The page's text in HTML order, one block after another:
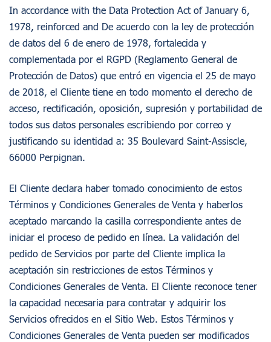
In accordance with the Data Protection Act of January 6,
1978, reinforced and De acuerdo con la ley de protección
de datos del 6 de enero de 1978, fortalecida y
complementada por el RGPD (Reglamento General de
Protección de Datos) que entró en vigencia el 25 de mayo
de 2018, el Cliente tiene en todo momento el derecho de
acceso, rectificación, oposición, supresión y portabilidad de
todos sus datos personales escribiendo por correo y
justificando su identidad a: 35 Boulevard Saint-Assiscle,
66000 Perpignan.
El Cliente declara haber tomado conocimiento de estos
Términos y Condiciones Generales de Venta y haberlos
aceptado marcando la casilla correspondiente antes de
iniciar el proceso de pedido en línea. La validación del
pedido de Servicios por parte del Cliente implica la
aceptación sin restricciones de estos Términos y
Condiciones Generales de Venta. El Cliente reconoce tener
la capacidad necesaria para contratar y adquirir los
Servicios ofrecidos en el Sitio Web. Estos Términos y
Condiciones Generales de Venta pueden ser modificados